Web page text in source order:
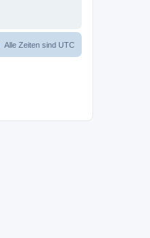
Alle Zeiten sind UTC